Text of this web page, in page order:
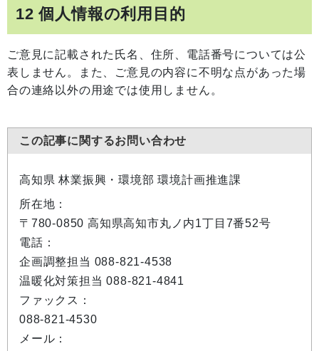
12 個人情報の利用目的
ご意見に記載された氏名、住所、電話番号については公
表しません。また、ご意見の内容に不明な点があった場
合の連絡以外の用途では使用しません。
この記事に関するお問い合わせ
高知県 林業振興・環境部 環境計画推進課
所在地：
〒780-0850 高知県高知市丸ノ内1丁目7番52号
電話：
企画調整担当 088-821-4538
温暖化対策担当 088-821-4841
ファックス：
088-821-4530
メール：